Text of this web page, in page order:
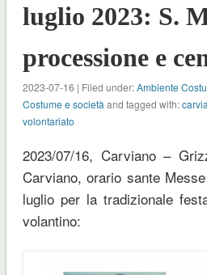
luglio 2023: S.
processione e
2023-07-16 | Filed under:Ambiente
Costume e società and tagged with:
volontariato
2023/07/16, Carviano –
Carviano, orario sante
luglio per la tradizionale
volantino: